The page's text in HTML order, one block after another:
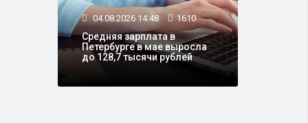
04.08.2026 14:48 1610
Средняя зарплата в
Петербурге в мае выросла
до 128,7 тысячи рублей